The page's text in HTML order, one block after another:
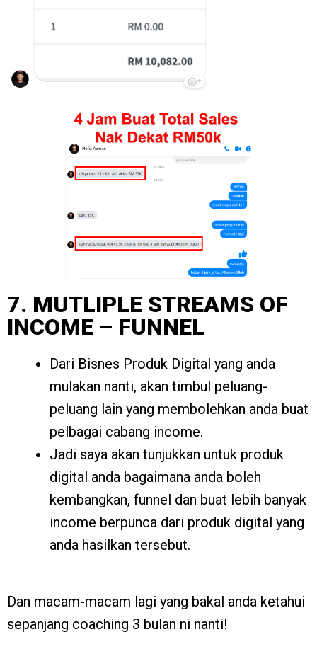
7. MUTLIPLE STREAMS OF
INCOME – FUNNEL
Dari Bisnes Produk Digital yang anda
mulakan nanti, akan timbul peluang-
peluang lain yang membolehkan anda buat
pelbagai cabang income.
Jadi saya akan tunjukkan untuk produk
digital anda bagaimana anda boleh
kembangkan, funnel dan buat lebih banyak
income berpunca dari produk digital yang
anda hasilkan tersebut.
Dan macam-macam lagi yang bakal anda ketahui
sepanjang coaching 3 bulan ni nanti!